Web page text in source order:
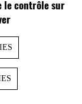
le contrôle sur